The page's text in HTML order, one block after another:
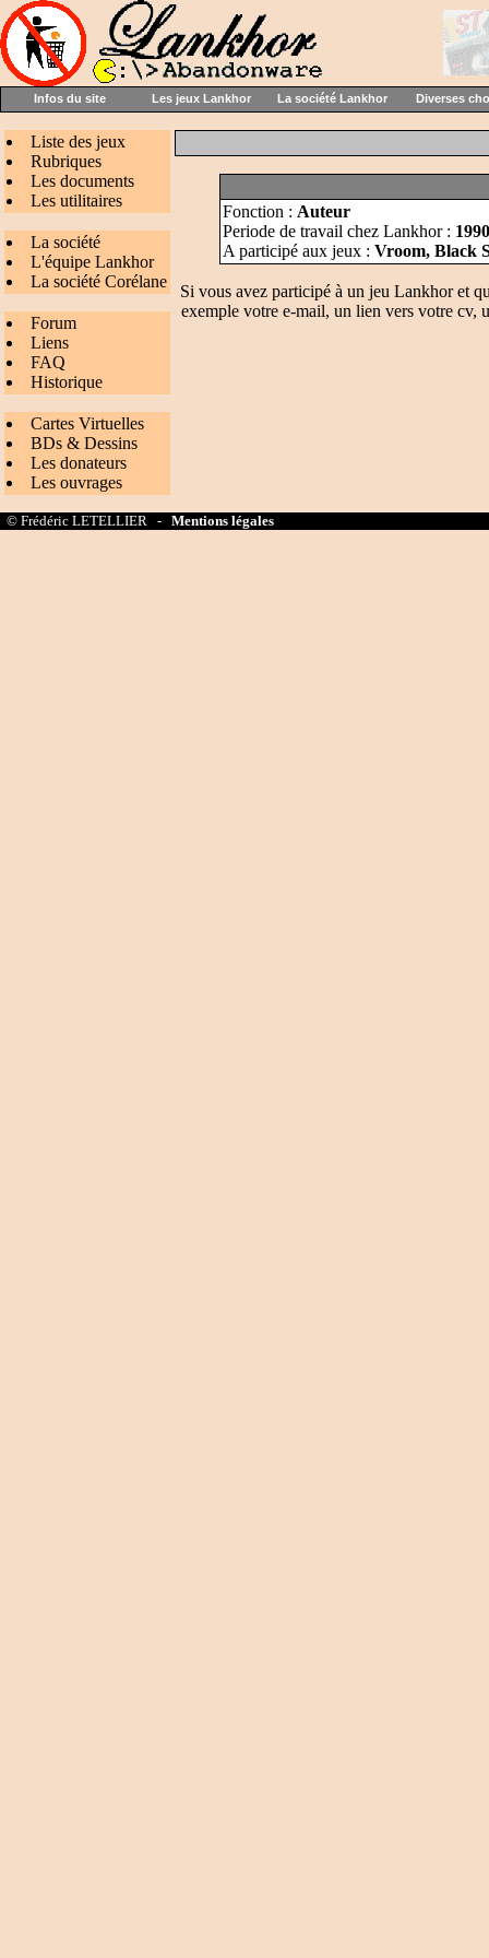
Infos du site Les jeux Lankhor La société Lankhor Diverses
Liste des jeux
Rubriques
Les documents
Les utilitaires
La société
L'équipe Lankhor
La société Corélane
Forum
Liens
FAQ
Historique
Cartes Virtuelles
BDs & Dessins
Les donateurs
Les ouvrages
Fonction : Auteur
Periode de travail chez Lankhor :
A participé aux jeux : Vroom, Black
Si vous avez participé à un jeu Lankhor et
exemple votre e-mail, un lien vers votre cv,
© Frédéric LETELLIER - Mentions légales